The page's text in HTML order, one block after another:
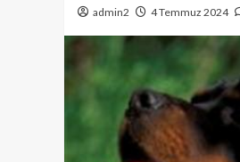
admin2 4 Temmuz 2024